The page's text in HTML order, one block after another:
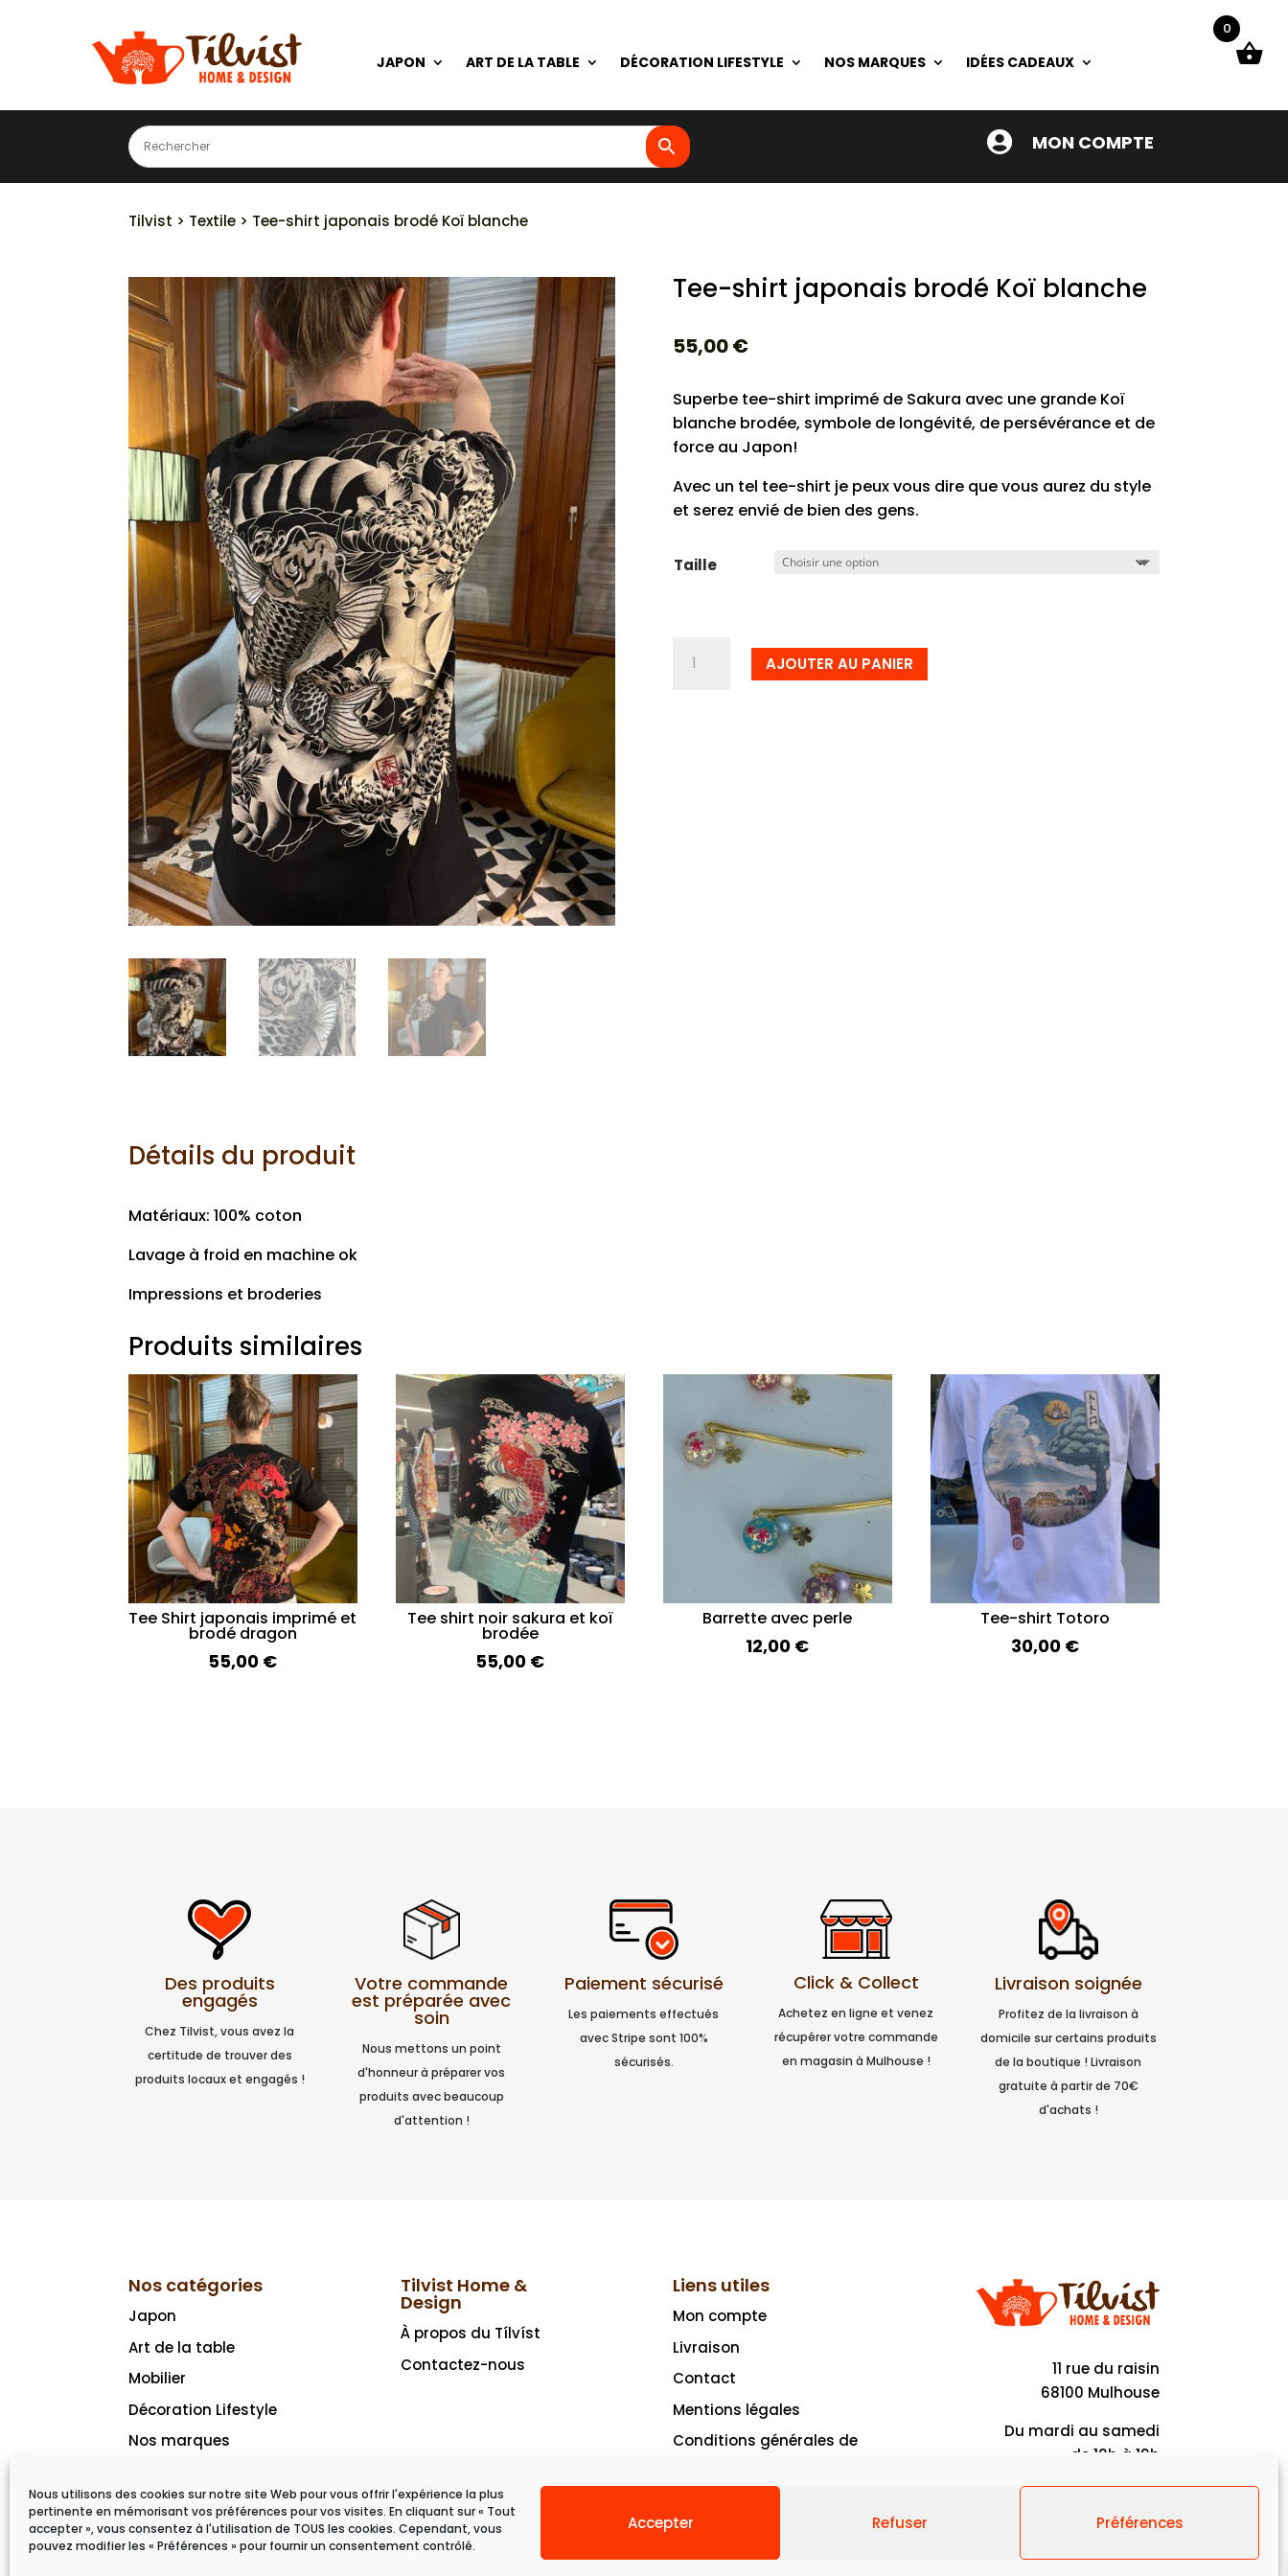
Nous utilisons des cookies sur notre site Web pour vous offrir l'expérience la plus
pertinente en mémorisant vos préférences pour vos visites. En cliquant sur « Tout
accepter », vous consentez à l'utilisation de TOUS les cookies. Cependant, vous
pouvez modifier les « Préférences » pour fournir un consentement contrôlé.
Accepter Refuser Préférences
JAPON ART DE LA TABLE DÉCORATION LIFESTYLE NOS MARQUES IDÉES CADEAUX
 MON COMPTE
Tilvist > Textile > Tee-shirt japonais brodé Koï blanche
Tee-shirt japonais brodé Koï blanche
55,00€
Superbe tee-shirt imprimé de Sakura avec une grande Koï
blanche brodée, symbole de longévité, de persévérance et de
force au Japon!
Avec un tel tee-shirt je peux vous dire que vous aurez du style
et serez envié de bien des gens.
Taille
AJOUTER AU PANIER
Détails du produit
Matériaux: 100% coton
Lavage à froid en machine ok
Impressions et broderies
Produits similaires
Tee Shirt japonais imprimé et
brodé dragon
55,00 €
Tee shirt noir sakura et koï
brodée
55,00 €
Barrette avec perle
12,00 €
Tee-shirt Totoro
30,00 €
Des produits
engagés
Chez Tilvist, vous avez la
certitude de trouver des
produits locaux et engagés !
Votre commande
est préparée avec
soin
Nous mettons un point
d'honneur à préparer vos
produits avec beaucoup
d'attention !
Paiement sécurisé
Les paiements effectués
avec Stripe sont 100%
sécurisés.
Click & Collect
Achetez en ligne et venez
récupérer votre commande
en magasin à Mulhouse !
Livraison soignée
Profitez de la livraison à
domicile sur certains produits
de la boutique ! Livraison
gratuite à partir de 70€
d'achats !
Nos catégories
Japon
Art de la table
Mobilier
Décoration Lifestyle
Nos marques
Tilvist Home &
Design
À propos du Tílvíst
Contactez-nous
Liens utiles
Mon compte
Livraison
Contact
Mentions légales
Conditions générales de
11 rue du raisin
68100 Mulhouse
Du mardi au samedi
de 10h à 19h
0